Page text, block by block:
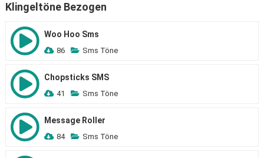
Klingeltöne Bezogen
Woo Hoo Sms
86 Sms Töne
Chopsticks SMS
41 Sms Töne
Message Roller
84 Sms Töne